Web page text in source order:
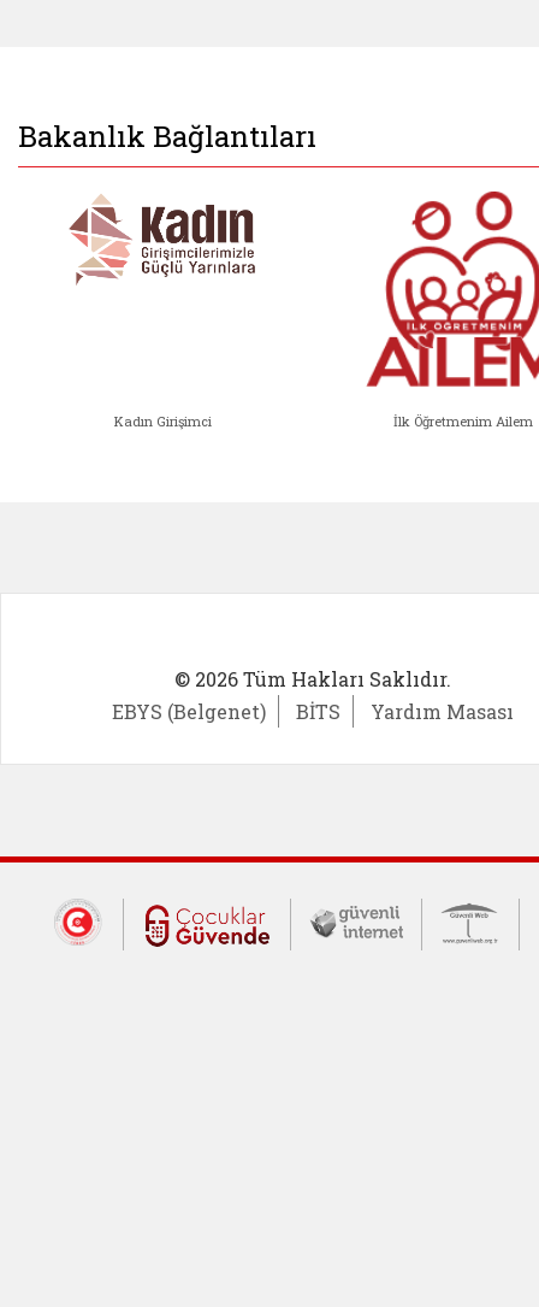
Bakanlık Bağlantıları
Kadın Girişimci İlk Öğretmenim Ailem
© 2026 Tüm Hakları Saklıdır.
EBYS (Belgenet)
BİTS Yardım Masası
Dış Bağlantılar
Cumhurbaşkanlığı İletişim Merkezi
Çocuklar Güvende (yeni
Güvenli